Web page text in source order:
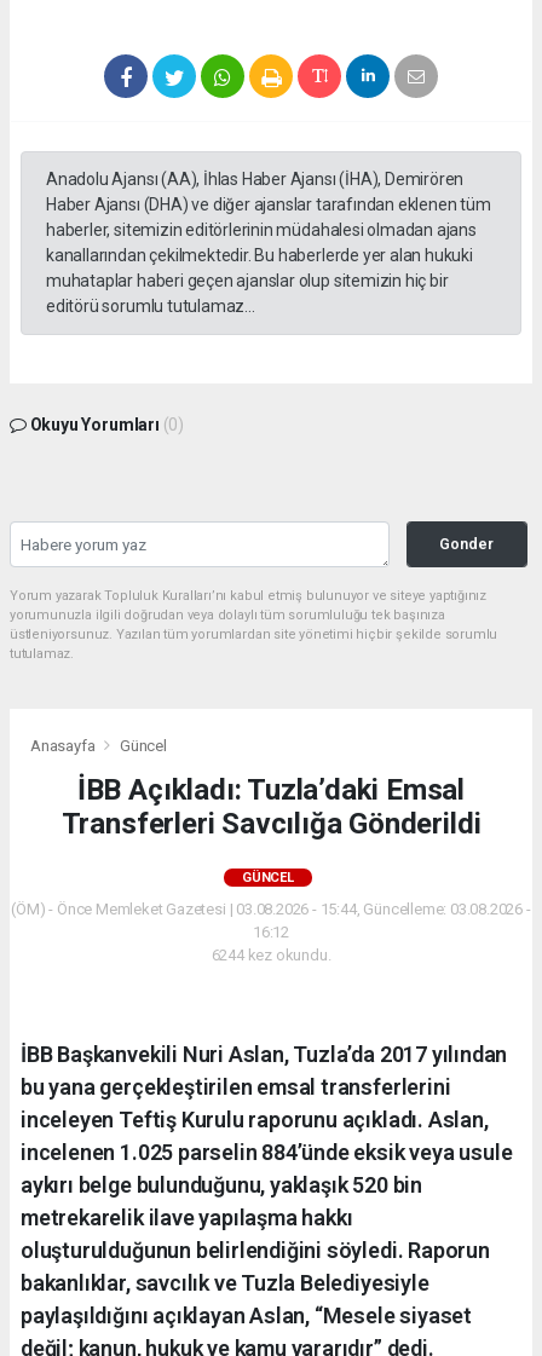
Anadolu Ajansı (AA), İhlas Haber Ajansı (İHA), Demirören
Haber Ajansı (DHA) ve diğer ajanslar tarafından eklenen tüm
haberler, sitemizin editörlerinin müdahalesi olmadan ajans
kanallarından çekilmektedir. Bu haberlerde yer alan hukuki
muhataplar haberi geçen ajanslar olup sitemizin hiç bir
editörü sorumlu tutulamaz...
Okuyu Yorumları (0)
Gonder
Yorum yazarak Topluluk Kuralları’nı kabul etmiş bulunuyor ve siteye yaptığınız
yorumunuzla ilgili doğrudan veya dolaylı tüm sorumluluğu tek başınıza
üstleniyorsunuz. Yazılan tüm yorumlardan site yönetimi hiçbir şekilde sorumlu
tutulamaz.
Anasayfa Güncel
İBB Açıkladı: Tuzla’daki Emsal
Transferleri Savcılığa Gönderildi
GÜNCEL
(ÖM) - Önce Memleket Gazetesi | 03.08.2026 - 15:44, Güncelleme: 03.08.2026 -
16:12
6244 kez okundu.
İBB Başkanvekili Nuri Aslan, Tuzla’da 2017 yılından
bu yana gerçekleştirilen emsal transferlerini
inceleyen Teftiş Kurulu raporunu açıkladı. Aslan,
incelenen 1.025 parselin 884’ünde eksik veya usule
aykırı belge bulunduğunu, yaklaşık 520 bin
metrekarelik ilave yapılaşma hakkı
oluşturulduğunun belirlendiğini söyledi. Raporun
bakanlıklar, savcılık ve Tuzla Belediyesiyle
paylaşıldığını açıklayan Aslan, “Mesele siyaset
değil; kanun, hukuk ve kamu yararıdır” dedi.